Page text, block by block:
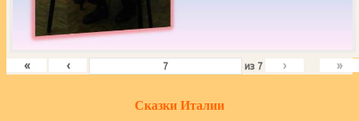
« ‹ из 7 › »
Сказки Италии